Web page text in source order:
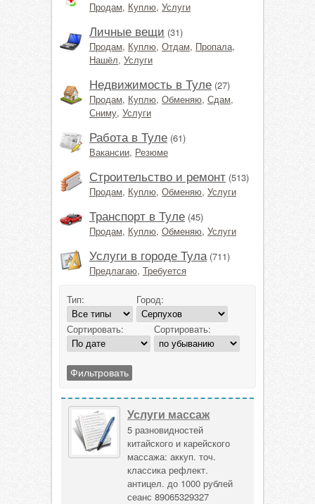
Продам, Куплю, Услуги
Личные вещи (31)
Продам, Куплю, Отдам, Пропала,
Нашёл, Услуги
Недвижимость в Туле (27)
Продам, Куплю, Обменяю, Сдам,
Сниму, Услуги
Работа в Туле (61)
Вакансии, Резюме
Строительство и ремонт (513)
Продам, Куплю, Обменяю, Услуги
Транспорт в Туле (45)
Продам, Куплю, Обменяю, Услуги
Услуги в городе Тула (711)
Предлагаю, Требуется
Тип: Город:
Сортировать: Сортировать:
Услуги массаж
5 разновидностей
китайского и карейского
массажа: аккуп. точ.
классика рефлект.
антицел. до 1000 рублей
сеанс 89065329327